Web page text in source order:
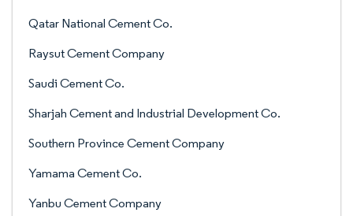
Qatar National Cement Co.
Raysut Cement Company
Saudi Cement Co.
Sharjah Cement and Industrial Development Co.
Southern Province Cement Company
Yamama Cement Co.
Yanbu Cement Company